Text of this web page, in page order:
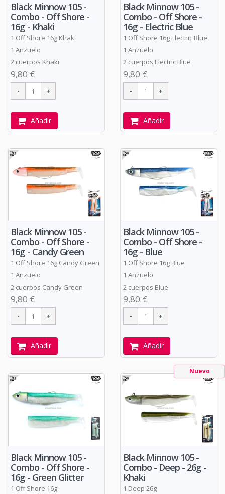
Black Minnow 105 -
Combo - Off Shore -
16g - Khaki
1 Off Shore 16g Khaki
1 Anzuelo
2 cuerpos Khaki
9,80 €
Añadir
Black Minnow 105 -
Combo - Off Shore -
16g - Electric Blue
1 Off Shore 16g Electric Blue
1 Anzuelo
2 cuerpos Electric Blue
9,80 €
Añadir
Black Minnow 105 -
Combo - Off Shore -
16g - Candy Green
1 Off Shore 16g Candy Green
1 Anzuelo
2 cuerpos Candy Green
9,80 €
Añadir
Black Minnow 105 -
Combo - Off Shore -
16g - Blue
1 Off Shore 16g Blue
1 Anzuelo
2 cuerpos Blue
9,80 €
Añadir
Black Minnow 105 -
Combo - Off Shore -
16g - Green Glitter
1 Off Shore 16g
Nuevo
Black Minnow 105 -
Combo - Deep - 26g -
Khaki
1 Deep 26g